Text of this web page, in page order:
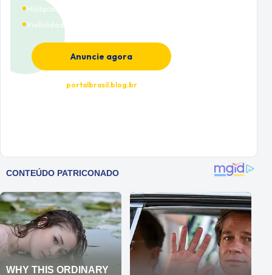
Múltiplas categorias
Visibilidade premium
Anuncie agora
portalbrasil.blog.br